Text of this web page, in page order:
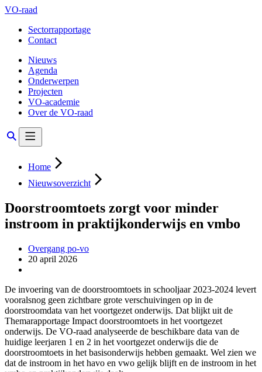
VO-raad
Sectorrapportage
Contact
Nieuws
Agenda
Onderwerpen
Projecten
VO-academie
Over de VO-raad
Home
Nieuwsoverzicht
Doorstroomtoets zorgt voor minder
instroom in praktijkonderwijs en vmbo
Overgang po-vo
20 april 2026
De invoering van de doorstroomtoets in schooljaar 2023-2024 levert
vooralsnog geen zichtbare grote verschuivingen op in de
doorstroomdata van het voortgezet onderwijs. Dat blijkt uit de
Themarapportage Impact doorstroomtoets in het voortgezet
onderwijs. De VO-raad analyseerde de beschikbare data van de
huidige leerjaren 1 en 2 in het voortgezet onderwijs die de
doorstroomtoets in het basisonderwijs hebben gemaakt. Wel zien we
dat de instroom in het havo en vwo gelijk blijft en de instroom in het